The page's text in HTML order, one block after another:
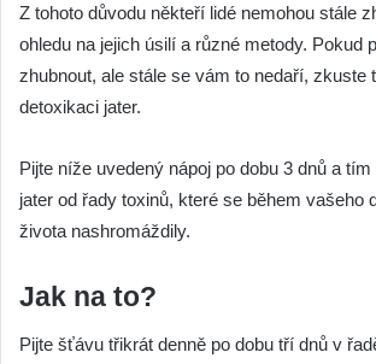
Z tohoto důvodu někteří lidé nemohou stále
ohledu na jejich úsilí a různé metody. Pokud
zhubnout, ale stále se vám to nedaří, zkuste
detoxikaci jater.
Pijte níže uvedený nápoj po dobu 3 dnů a
jater od řady toxinů, které se během vašeho
života nashromáždily.
Jak na to?
Pijte šťávu třikrát denně po dobu tří dnů v